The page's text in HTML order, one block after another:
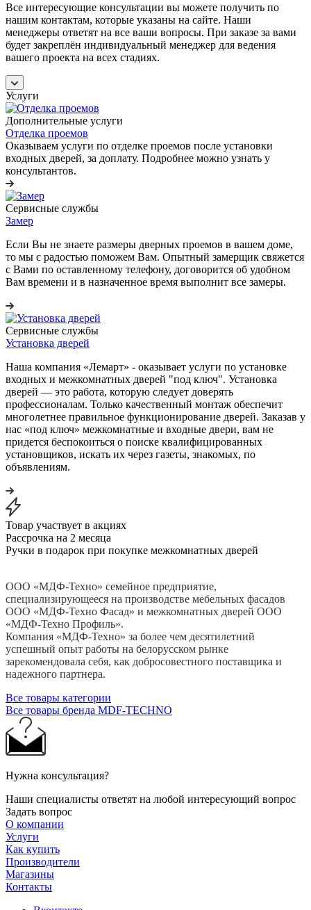
Все интересующие консультации вы можете получить по
нашим контактам, которые указаны на сайте. Наши
менеджеры ответят на все ваши вопросы. При заказе за вами
будет закреплён индивидуальный менеджер для ведения
вашего проекта на всех стадиях.
Услуги
Дополнительные услуги
Отделка проемов
Оказываем услуги по отделке проемов после установки
входных дверей, за доплату. Подробнее можно узнать у
консультантов.
Сервисные службы
Замер
Если Вы не знаете размеры дверных проемов в вашем доме,
то мы с радостью поможем Вам. Опытный замерщик свяжется
с Вами по оставленному телефону, договорится об удобном
Вам времени и в назначенное время выполнит все замеры.
Сервисные службы
Установка дверей
Наша компания «Лемарт» - оказывает услуги по установке
входных и межкомнатных дверей "под ключ". Установка
дверей — это работа, которую следует доверять
профессионалам. Только качественный монтаж обеспечит
многолетнее правильное функционирование дверей. Заказав у
нас «под ключ» межкомнатные и входные двери, вам не
придется беспокоиться о поиске квалифицированных
установщиков, искать их через газеты, знакомых, по
объявлениям.
Товар участвует в акциях
Рассрочка на 2 месяца
Ручки в подарок при покупке межкомнатных дверей
ООО «МДФ-Техно» семейное предприятие,
специализирующееся на производстве мебельных фасадов
ООО «МДФ-Техно Фасад» и межкомнатных дверей ООО
«МДФ-Техно Профиль».
Компания «МДФ-Техно» за более чем десятилетний
успешный опыт работы на белорусском рынке
зарекомендовала себя, как добросовестного поставщика и
надежного партнера.
Все товары категории
Все товары бренда MDF-TECHNO
Нужна консультация?
Наши специалисты ответят на любой интересующий вопрос
Задать вопрос
О компании
Услуги
Как купить
Производители
Магазины
Контакты